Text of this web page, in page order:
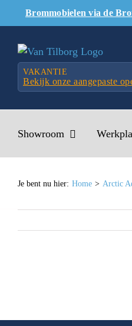
Brommobielen via de
VAKANTIE
Bekijk onze aangepaste
Showroom
Je bent nu hier: Home Arctic